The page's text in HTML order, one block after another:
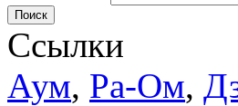
Поиск
Ссылки
Аум, Ра-Ом,